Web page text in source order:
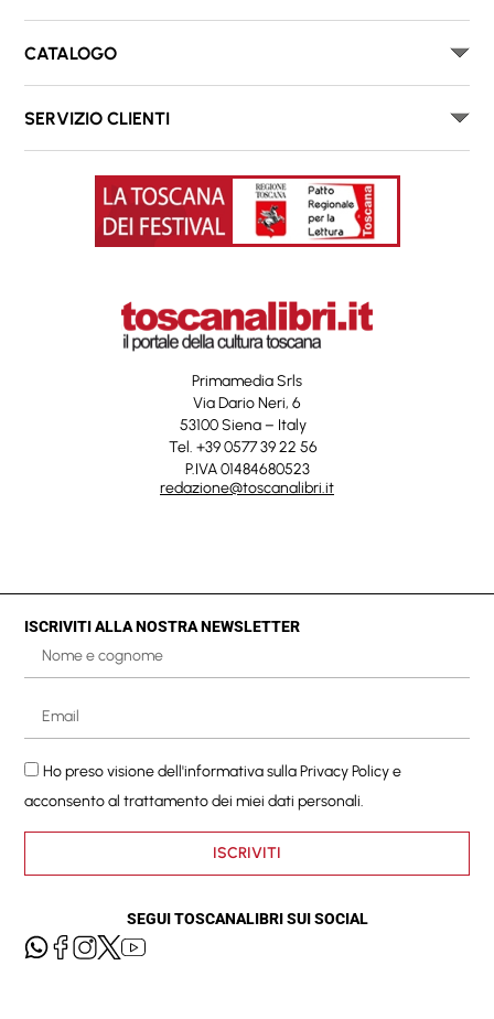
CATALOGO
SERVIZIO CLIENTI
Primamedia Srls
Via Dario Neri, 6
53100 Siena – Italy
Tel. +39 0577 39 22 56
P.IVA 01484680523
redazione@toscanalibri.it
ISCRIVITI ALLA NOSTRA NEWSLETTER
Ho preso visione dell'informativa sullaPrivacy Policye
acconsento al trattamento dei miei dati personali.
ISCRIVITI
SEGUI TOSCANALIBRI SUI SOCIAL